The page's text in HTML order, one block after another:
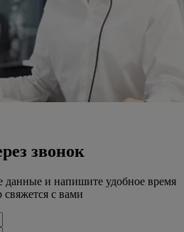
звонок
данные и напишите удобное время
свяжется с вами